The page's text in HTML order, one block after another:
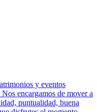
y eventos
encargamos de mover a
puntualidad, buena